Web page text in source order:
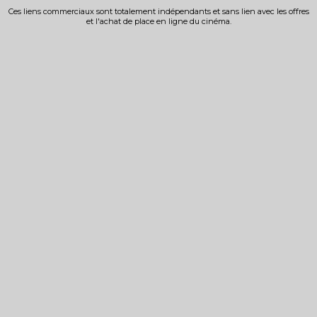
Ces liens commerciaux sont totalement indépendants et sans lien avec les offres
et l'achat de place en ligne du cinéma.